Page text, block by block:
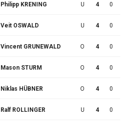
Philipp KRENING U 4 0
Veit OSWALD U 4 0
Vincent GRUNEWALD O 4 0
Mason STURM O 4 0
Niklas HÜBNER O 4 0
Ralf ROLLINGER U 4 0